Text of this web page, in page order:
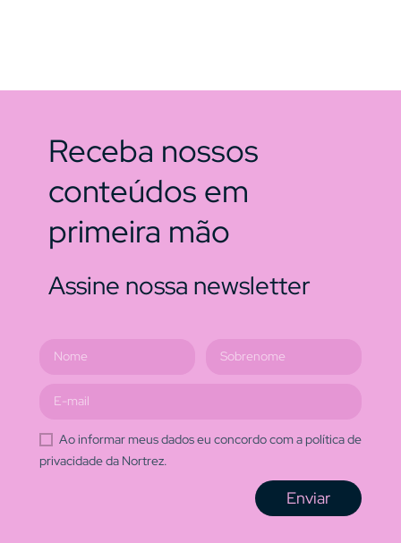
Receba nossos
conteúdos em
primeira mão
Assine nossa newsletter
Ao informar meus dados eu concordo com a política de
privacidade da Nortrez.
Enviar